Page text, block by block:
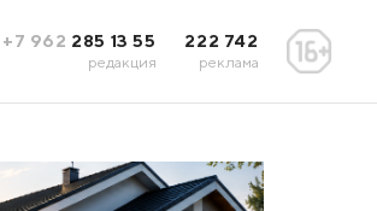
+7 962 285 13 55
редакция
222 742
реклама